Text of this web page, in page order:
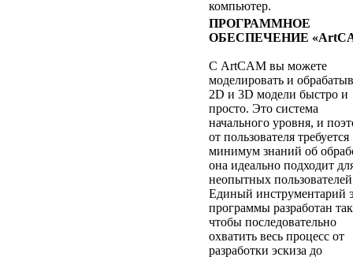
компьютер.
ПРОГРАММНОЕ
ОБЕСПЕЧЕНИЕ
С ArtCAM вы можете
моделировать и
2D и 3D модели быстро и
просто. Это система
начального уровня, и
от пользователя требуется
минимум знаний об
она идеально подходит
неопытных
Единый инструментарий
программы разработан
чтобы последовательно
охватить весь процесс от
разработки эскиза до